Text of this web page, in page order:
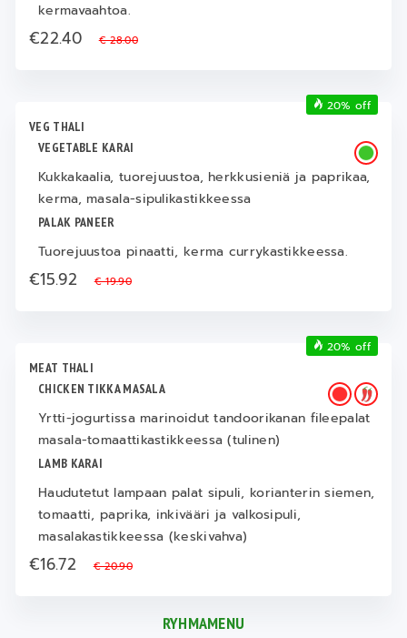
kermavaahtoa.
€22.40€ 28.00
VEG THALI
VEGETABLE KARAI
Kukkakaalia, tuorejuustoa, herkkusieniä ja paprikaa,
kerma, masala-sipulikastikkeessa
PALAK PANEER
Tuorejuustoa pinaatti, kerma currykastikkeessa.
€15.92€ 19.90
20% off
MEAT THALI
CHICKEN TIKKA MASALA
Yrtti-jogurtissa marinoidut tandoorikanan fileepalat
masala-tomaattikastikkeessa (tulinen)
LAMB KARAI
Haudutetut lampaan palat sipuli, korianterin siemen,
tomaatti, paprika, inkivääri ja valkosipuli,
masalakastikkeessa (keskivahva)
€16.72€ 20.90
20% off
RYHMAMENU